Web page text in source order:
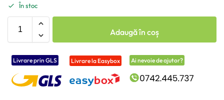
În stoc
Adaugă în coș
Livrare prin GLS Livrare la Easybox Ai nevoie de ajutor?